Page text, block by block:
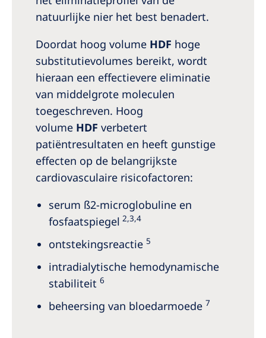
natuurlijke nier het best benadert.
Doordat hoog volume HDF hoge
substitutievolumes bereikt, wordt
hieraan een effectievere eliminatie
van middelgrote moleculen
toegeschreven. Hoog
volume HDF verbetert
patiëntresultaten en heeft gunstige
effecten op de belangrijkste
cardiovasculaire risicofactoren:
serum ß2-microglobuline en
fosfaatspiegel 2,3,4
ontstekingsreactie 5
intradialytische hemodynamische
stabiliteit 6
beheersing van bloedarmoede 7